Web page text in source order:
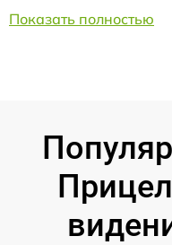
Показать полностью